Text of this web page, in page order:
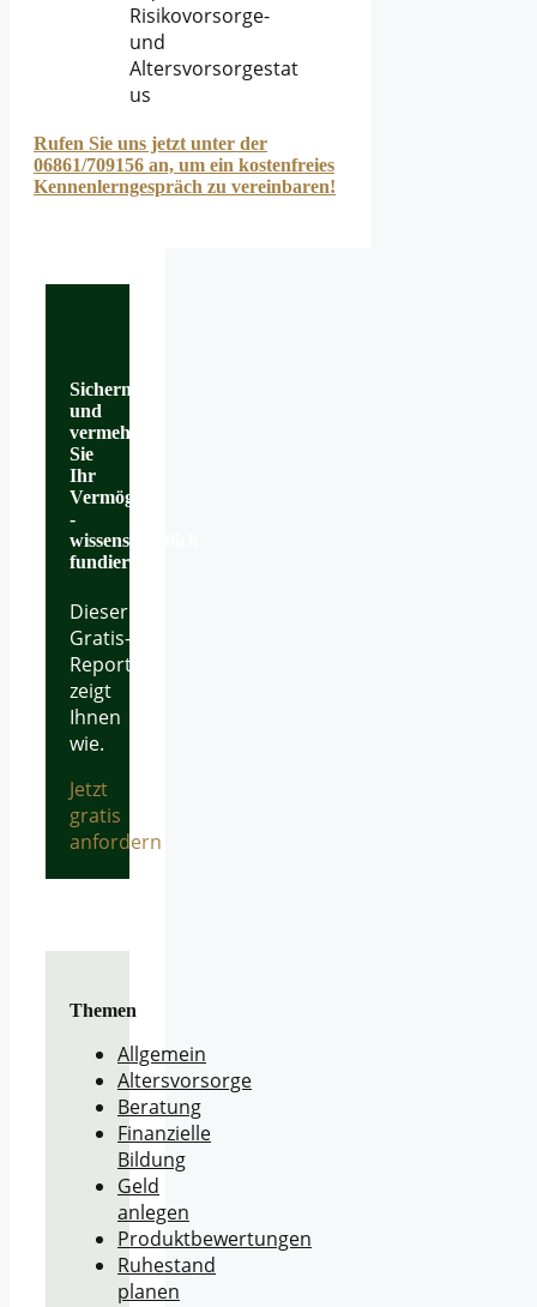
Risikovorsorge-
und
Altersvorsorgestat
us
Rufen Sie uns jetzt unter der
06861/709156 an, um ein kostenfreies
Kennenlerngespräch zu vereinbaren!
Sichern
und
vermehren
Sie
Ihr
Vermögen
-
wissenschaftlich
fundiert.
Dieser
Gratis-
Report
zeigt
Ihnen
wie.
Jetzt
gratis
anfordern
Themen
Allgemein
Altersvorsorge
Beratung
Finanzielle
Bildung
Geld
anlegen
Produktbewertungen
Ruhestand
planen